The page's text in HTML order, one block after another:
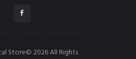
Store© 2026 All Rights